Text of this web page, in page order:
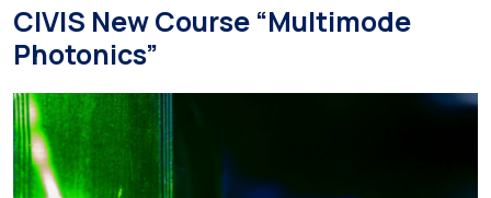
CIVIS New Course “Multimode
Photonics”